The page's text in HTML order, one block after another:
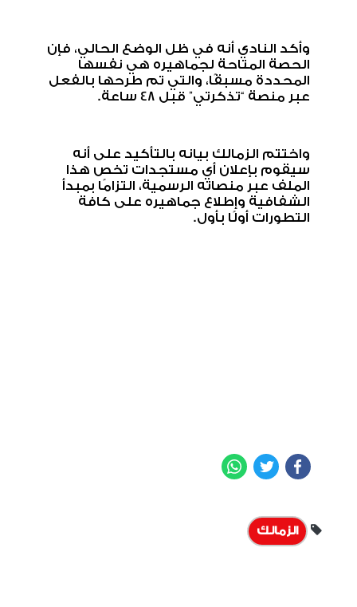
وأكد النادي أنه في ظل الوضع الحالي، فإن
الحصة المتاحة لجماهيره هي نفسها
المحددة مسبقًا، والتي تم طرحها بالفعل
عبر منصة “تذكرتي” قبل 48 ساعة
.
واختتم الزمالك بيانه بالتأكيد على أنه
سيقوم بإعلان أي مستجدات تخص هذا
الملف عبر منصاته الرسمية، التزامًا بمبدأ
الشفافية وإطلاع جماهيره على كافة
التطورات أولًا بأول.
Facebook
Twitter
الزمالك